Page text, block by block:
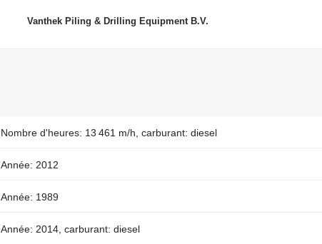
Vanthek Piling & Drilling Equipment B.V.
Nombre d'heures: 13 461 m/h, carburant: diesel
Année: 2012
Année: 1989
Année: 2014, carburant: diesel